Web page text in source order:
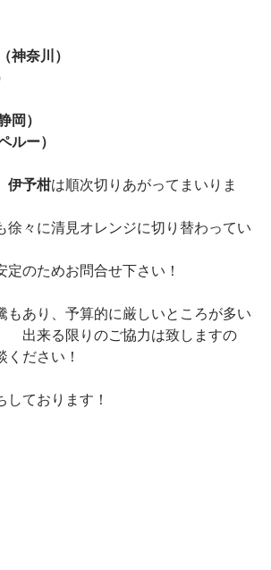
神奈川）
岡）
ルー）
伊予柑は順次切りあがってまいりま
徐々に清見オレンジに切り替わってい
定のためお問合せ下さい！
もあり、予算的に厳しいところが多い
出来る限りのご協力は致しますの
ください！
しております！